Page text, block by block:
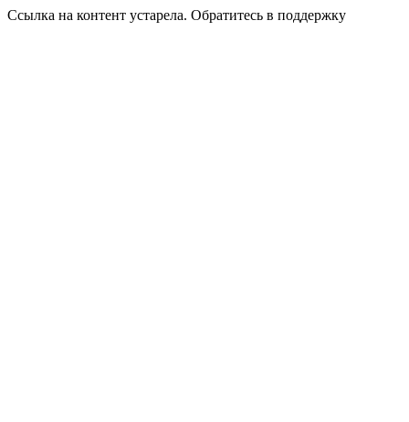
Ссылка на контент устарела. Обратитесь в поддержку